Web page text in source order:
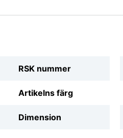
RSK nummer
Artikelns färg
Dimension